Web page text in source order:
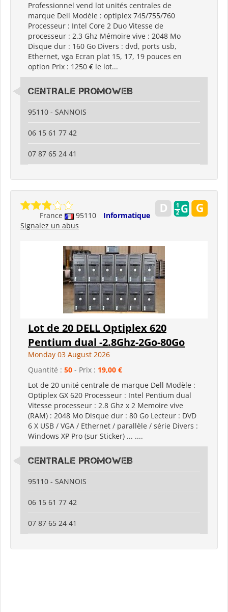
Professionnel vend lot unités centrales de
marque Dell Modèle : optiplex 745/755/760
Processeur : Intel Core 2 Duo Vitesse de
processeur : 2.3 Ghz Mémoire vive : 2048 Mo
Disque dur : 160 Go Divers : dvd, ports usb,
Ethernet, vga Ecran plat 15, 17, 19 pouces en
option Prix : 1250 € le lot...
CENTRALE PROMOWEB
95110 - SANNOIS
06 15 61 77 42
07 87 65 24 41
France 95110
Informatique
Signalez un abus
Lot de 20 DELL Optiplex 620
Pentium dual -2.8Ghz-2Go-80Go
Monday 03 August 2026
Quantité : 50 - Prix : 19,00 €
Lot de 20 unité centrale de marque Dell Modèle :
Optiplex GX 620 Processeur : Intel Pentium dual
Vitesse processeur : 2.8 Ghz x 2 Memoire vive
(RAM) : 2048 Mo Disque dur : 80 Go Lecteur : DVD
6 X USB / VGA / Ethernet / parallèle / série Divers :
Windows XP Pro (sur Sticker) ... ....
CENTRALE PROMOWEB
95110 - SANNOIS
06 15 61 77 42
07 87 65 24 41